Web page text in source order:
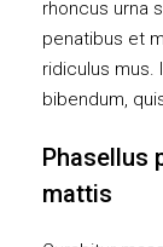
rhoncus urna
penatibus et
ridiculus mus.
bibendum,
Phasellus
mattis